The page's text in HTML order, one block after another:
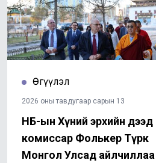
Өгүүлэл
2026 оны тавдугаар сарын 13
НҮБ-ын Хүний эрхийн дээд
комиссар Фолькер Түрк
Монгол Улсад айлчиллаа